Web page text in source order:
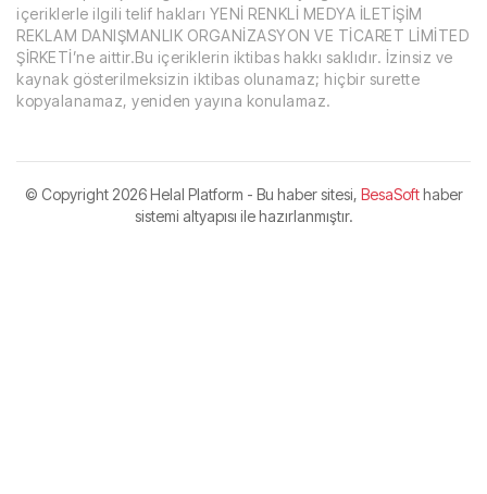
içeriklerle ilgili telif hakları YENİ RENKLİ MEDYA İLETİŞİM
REKLAM DANIŞMANLIK ORGANİZASYON VE TİCARET LİMİTED
ŞİRKETİ’ne aittir.Bu içeriklerin iktibas hakkı saklıdır. İzinsiz ve
kaynak gösterilmeksizin iktibas olunamaz; hiçbir surette
kopyalanamaz, yeniden yayına konulamaz.
© Copyright2026 Helal Platform - Bu haber sitesi, BesaSofthaber
sistemi altyapısı ile hazırlanmıştır.